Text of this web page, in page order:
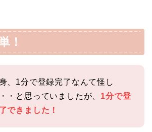
！
、1分で登録完了なんて怪し
・と思っていましたが、 1分で登
できました！